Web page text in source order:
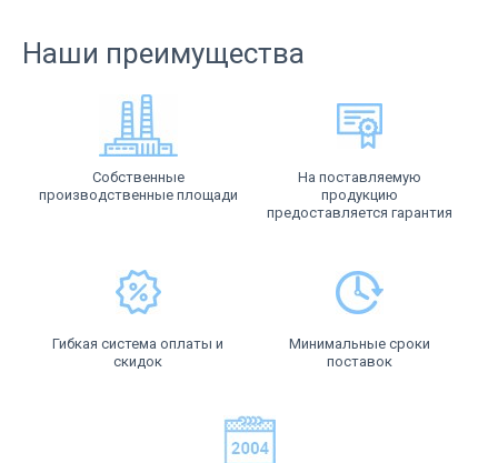
Наши преимущества
Собственные
производственные площади
На поставляемую
продукцию
предоставляется гарантия
Гибкая система оплаты и
скидок
Минимальные сроки
поставок